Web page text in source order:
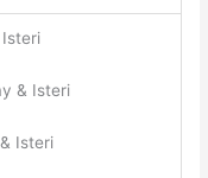
& Isteri
Isteri